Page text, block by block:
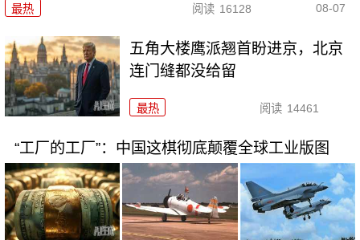
最热 阅读 16128 08-07
五角大楼鹰派翘首盼进京，北京
连门缝都没给留
最热 阅读 14461
“工厂的工厂”：中国这棋彻底颠覆全球工业版图